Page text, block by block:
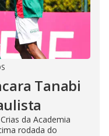
Tanabi
da Academia
rodada do